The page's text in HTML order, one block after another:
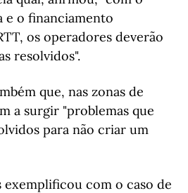
e o financiamento
os operadores deverão
resolvidos".
que, nas zonas de
a surgir "problemas que
para não criar um
exemplificou com o caso de